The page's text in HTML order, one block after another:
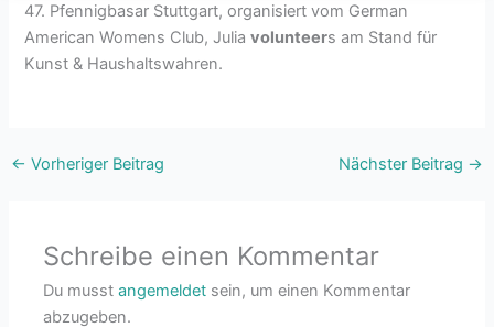
47. Pfennigbasar Stuttgart, organisiert vom German
American Womens Club, Juliavolunteers am Stand für
Kunst & Haushaltswahren.
← Vorheriger Beitrag Nächster Beitrag →
Schreibe einen Kommentar
Du musstangemeldet sein, um einen Kommentar
abzugeben.